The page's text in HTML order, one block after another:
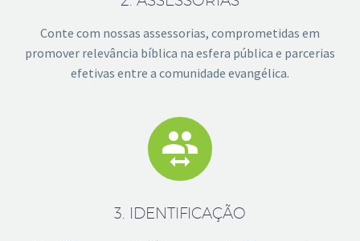
Conte com nossas assessorias, comprometidas em
promover relevância bíblica na esfera pública e parcerias
efetivas entre a comunidade evangélica.


3. IDENTIFICAÇÃO